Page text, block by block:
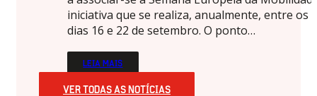
iniciativa que se realiza, anualmente, entre os
dias 16 e 22 de setembro. O ponto…
LEIA MAIS
VER TODAS AS NOTÍCIAS